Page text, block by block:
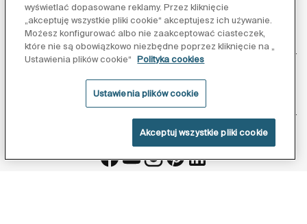
O nas
Obserwuj nas:
wyświetlać dopasowane reklamy. Przez kliknięcie
„akceptuję wszystkie pliki cookie“ akceptujesz ich używanie.
Możesz konfigurować albo nie zaakceptować ciasteczek,
które nie są obowiązkowo niezbędne poprzez kliknięcie na „
Ustawienia plików cookie“
Polityka cookies
Ustawienia plików cookie
Akceptuj wszystkie pliki cookie